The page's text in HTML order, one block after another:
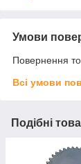
Умови
Повернення
Всі умови
Подібні